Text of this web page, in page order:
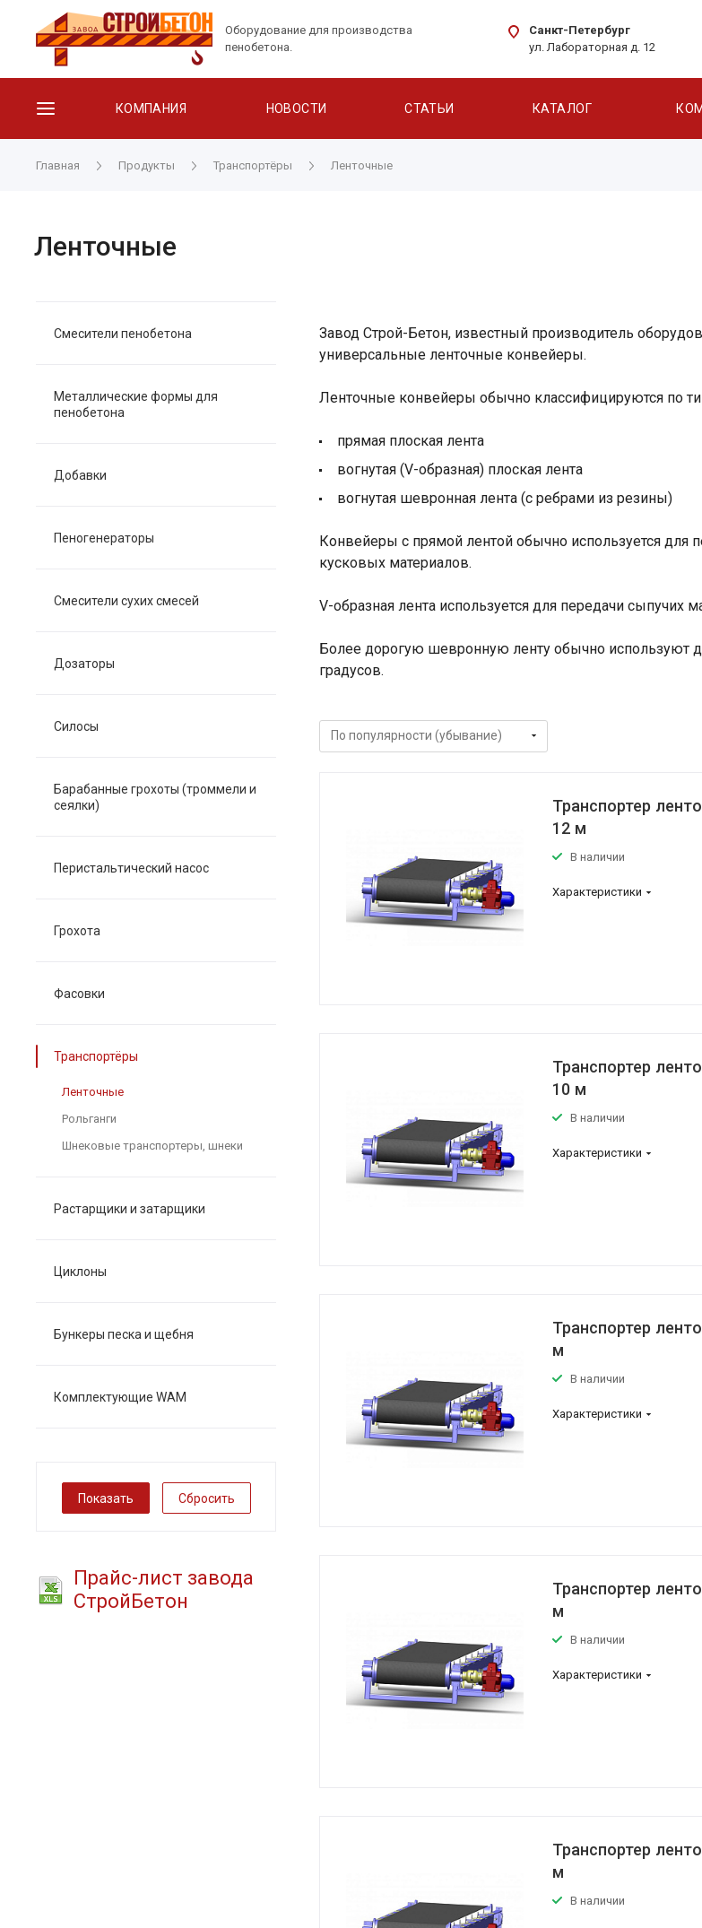
Оборудование для производства
пенобетона.
Санкт-Петербург
ул. Лабораторная д. 12
КОМПАНИЯ НОВОСТИ СТАТЬИ КАТАЛОГ
Главная Продукты Транспортёры Ленточные
Ленточные
Завод Строй-Бетон, известный производитель
универсальные ленточные конвейеры.
Ленточные конвейеры обычно классифицируются по
прямая плоская лента
вогнутая (V-образная) плоская лента
вогнутая шевронная лента (с ребрами из резины)
Конвейеры с прямой лентой обычно используется
кусковых материалов.
V-образная лента используется для передачи сыпучих
Более дорогую шевронную ленту обычно используют
градусов.
Транспортер
12 м
В наличии
Характеристики
Транспортер
10 м
В наличии
Характеристики
Транспортер
м
В наличии
Характеристики
Транспортер
м
В наличии
Характеристики
Транспортер
м
В наличии
Смесители пенобетона
Металлические формы для
пенобетона
Добавки
Пеногенераторы
Смесители сухих смесей
Дозаторы
Силосы
Барабанные грохоты (троммели и
сеялки)
Перистальтический насос
Грохота
Фасовки
Транспортёры
Ленточные
Рольганги
Шнековые транспортеры, шнеки
Растарщики и затарщики
Циклоны
Бункеры песка и щебня
Комплектующие WAM
Сбросить
Прайс-лист завода
СтройБетон